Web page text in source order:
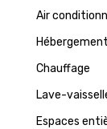
Air
Chauffage
Lave-
Espaces